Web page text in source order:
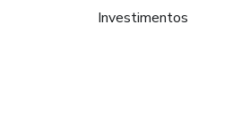
Investimentos